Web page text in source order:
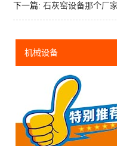
下一篇: 石灰窑设备那个厂
机械设备